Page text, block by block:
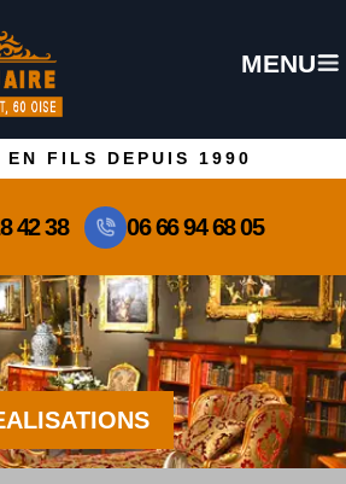
MENU
EN FILS DEPUIS 1990
42 38 06 66 94 68 05